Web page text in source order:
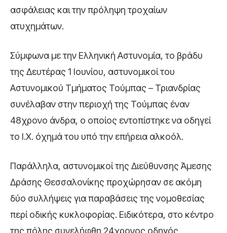
ασφάλειας και την πρόληψη τροχαίων
ατυχημάτων.
Σύμφωνα με την Ελληνική Αστυνομία, το βράδυ
της Δευτέρας 1 Ιουνίου, αστυνομικοί του
Αστυνομικού Τμήματος Τούμπας – Τριανδρίας
συνέλαβαν στην περιοχή της Τούμπας έναν
48χρονο άνδρα, ο οποίος εντοπίστηκε να οδηγεί
το Ι.Χ. όχημά του υπό την επήρεια αλκοόλ.
Παράλληλα, αστυνομικοί της Διεύθυνσης Άμεσης
Δράσης Θεσσαλονίκης προχώρησαν σε ακόμη
δύο συλλήψεις για παραβάσεις της νομοθεσίας
περί οδικής κυκλοφορίας. Ειδικότερα, στο κέντρο
της πόλης συνελήφθη 24χρονος οδηγός